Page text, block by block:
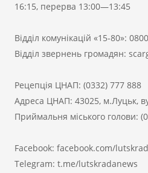
16:15, перерва 13:00—13:45
Відділ комунікацій «15-80»:
Відділ звернень громадян:
Рецепція ЦНАП: (0332) 777 888
Адреса ЦНАП: 43025, м.Луцьк,
Приймальня міського голови:
Facebook: facebook.com/
Telegram: t.me/lutskradanews